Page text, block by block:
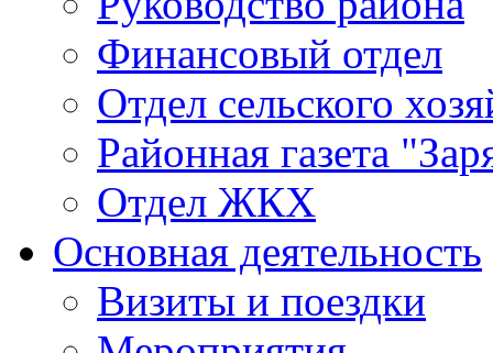
Финансовый отдел
Отдел сельского
Районная газета
Отдел ЖКХ
Основная деятельность
Визиты и поездки